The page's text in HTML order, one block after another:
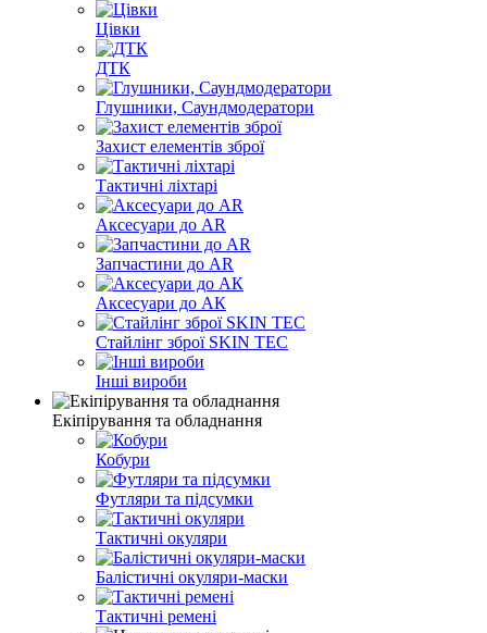
Цівки
ДТК
Глушники, Саундмодератори
Захист елементів зброї
Тактичні ліхтарі
Аксесуари до AR
Запчастини до AR
Аксесуари до АК
Стайлінг зброї SKIN TEC
Інші вироби
Екіпірування та обладнання
Кобури
Футляри та підсумки
Тактичні окуляри
Балістичні окуляри-маски
Тактичні ремені